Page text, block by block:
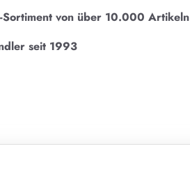
Sortiment von über 10.000 Artikeln
seit 1993